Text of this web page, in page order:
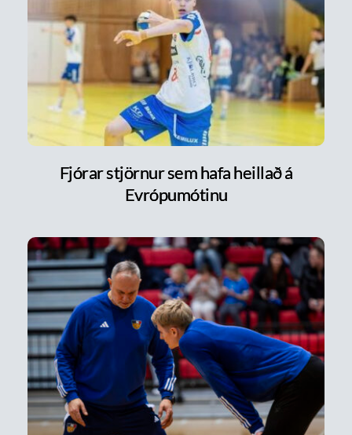
Fjórar stjörnur sem hafa heillað á
Evrópumótinu